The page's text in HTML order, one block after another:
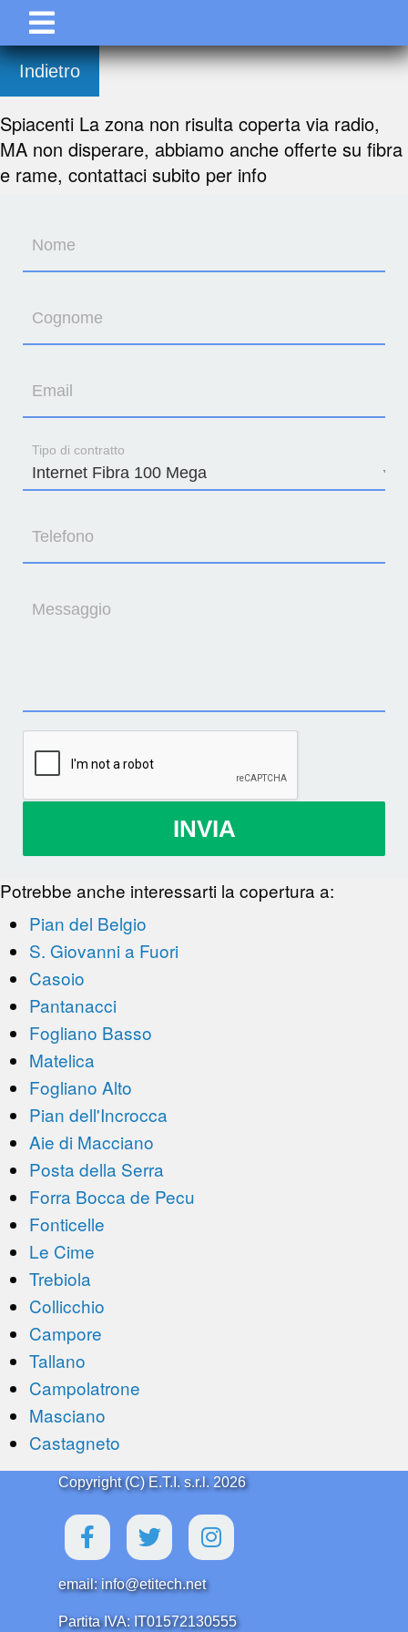
Indietro
Spiacenti La zona non risulta coperta via radio,
MA non disperare, abbiamo anche offerte su fibra
e rame, contattaci subito per info
Nome
Cognome
Email
Tipo di contratto
Telefono
Messaggio
INVIA
Potrebbe anche interessarti la copertura a:
Pian del Belgio
S. Giovanni a Fuori
Casoio
Pantanacci
Fogliano Basso
Matelica
Fogliano Alto
Pian dell'Incrocca
Aie di Macciano
Posta della Serra
Forra Bocca de Pecu
Fonticelle
Le Cime
Trebiola
Collicchio
Campore
Tallano
Campolatrone
Masciano
Castagneto
Copyright (C) E.T.I. s.r.l. 2026
email: info@etitech.net
Partita IVA: IT01572130555